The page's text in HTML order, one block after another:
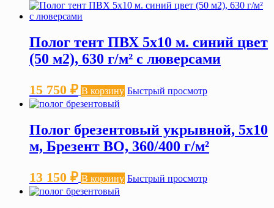
Полог тент ПВХ 5х10 м. синий цвет
(50 м2), 630 г/м² с люверсами
15 750 ₽ В корзину Быстрый просмотр
Полог брезентовый укрывной, 5х10
м, Брезент ВО, 360/400 г/м²
13 150 ₽ В корзину Быстрый просмотр